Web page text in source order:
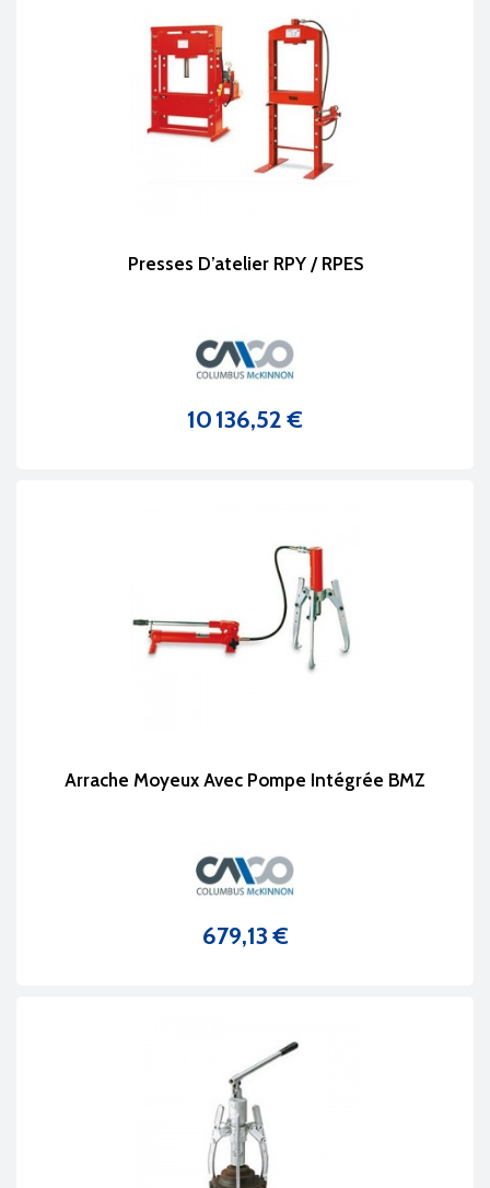
Presses D’atelier RPY / RPES
Prix
10 136,52 €
Arrache Moyeux Avec Pompe Intégrée BMZ
Prix
679,13 €